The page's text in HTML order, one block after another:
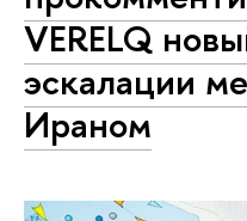
VERELQ
эскалации
Ираном